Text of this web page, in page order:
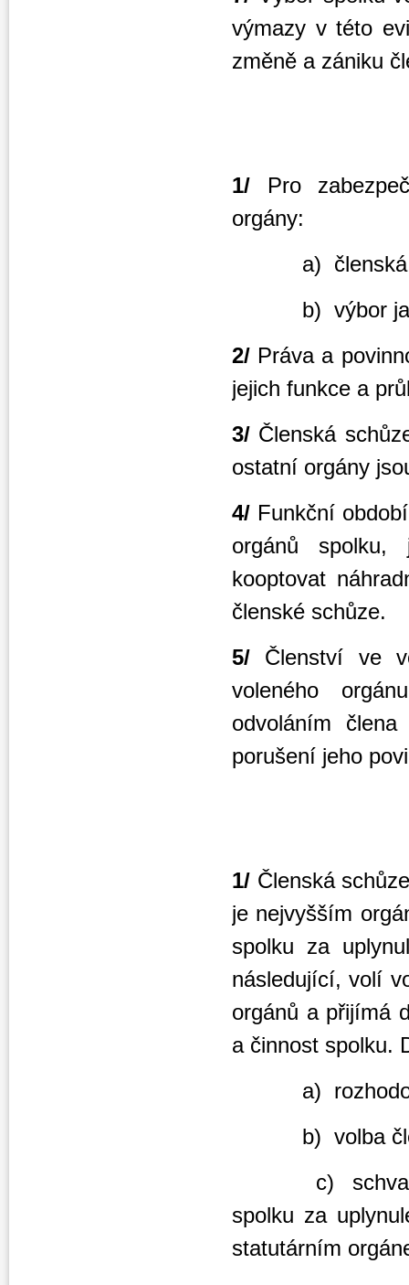
výmazy v této
změně a zániku
1/ Pro
orgány:
a) členská
b) výbor jako
2/ Práva a
jejich funkce a
3/ Členská
ostatní orgány
4/ Funkční
orgánů spolku,
kooptovat
členské schůze.
5/ Členství ve
voleného
odvoláním
porušení jeho
1/ Členská
je nejvyšším
spolku za
následující, volí
orgánů a přijímá
a činnost spolku.
a)
b) volba
c)
spolku za
statutárním